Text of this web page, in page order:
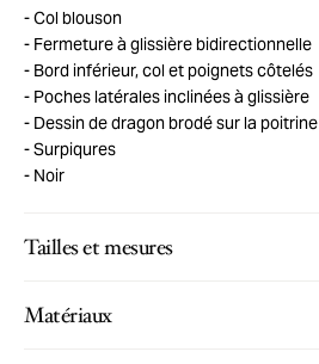
Col blouson
Fermeture à glissière bidirectionnelle
Bord inférieur, col et poignets côtelés
Poches latérales inclinées à glissière
Dessin de dragon brodé sur la poitrine
Surpiqures
Noir
Tailles et mesures
Matériaux